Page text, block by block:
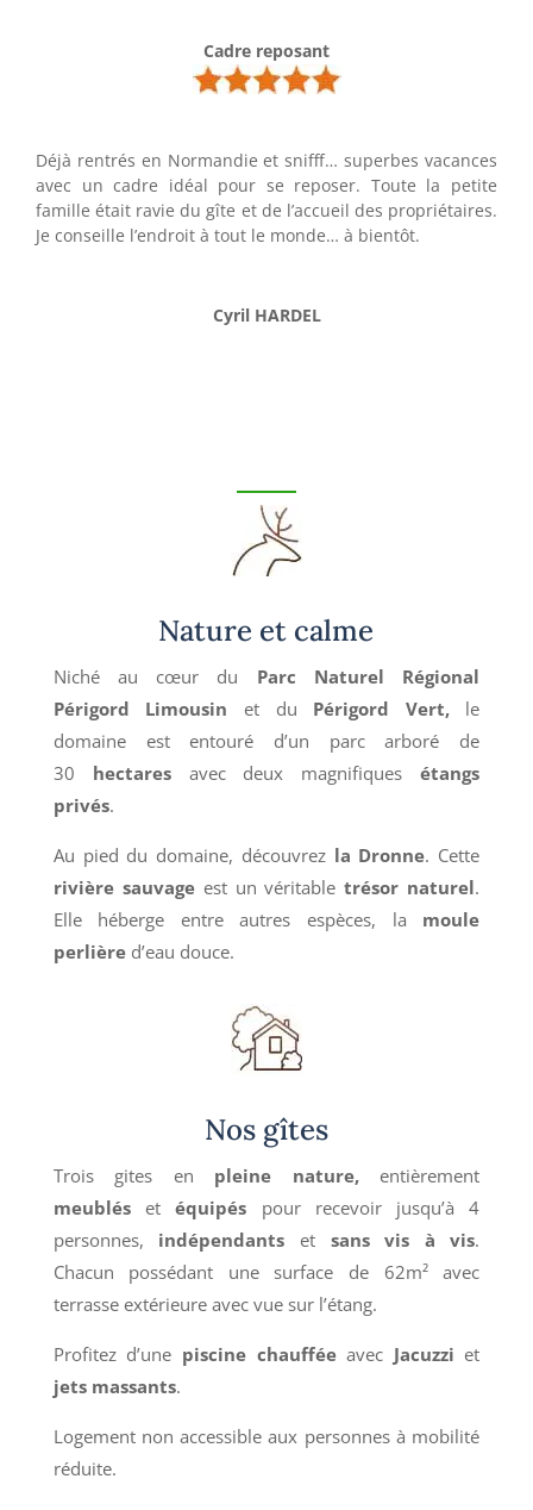
Cadre reposant
Déjà rentrés en Normandie et snifff… superbes vacances
avec un cadre idéal pour se reposer. Toute la petite
famille était ravie du gîte et de l’accueil des propriétaires.
Je conseille l’endroit à tout le monde… à bientôt.
Cyril HARDEL
Nature et calme
Niché au cœur du
Parc Naturel Régional
Périgord Limousin
et du Périgord Vert, le
domaine est entouré d’un
parc arboré de
30 hectaresavec deux magnifiquesétangs
privés.
Au pied du domaine, découvrez la Dronne. Cette
rivière sauvageest un véritabletrésor naturel.
Elle héberge entre autres espèces, la moule
perlièred’eau douce.
Nos gîtes
Trois gites en pleine nature,
entièrement
meublésetéquipés
pour recevoir jusqu’à 4
personnes, indépendants et sans vis à vis.
Chacun possédant une surface de 62m² avec
terrasse extérieure avec vue sur l’étang.
Profitez d’une piscine chaufféeavec Jacuzzi et
jets massants.
Logement non accessible aux personnes à mobilité
réduite.